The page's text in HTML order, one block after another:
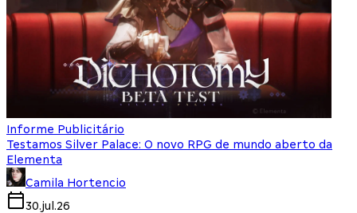
Informe Publicitário
Testamos Silver Palace: O novo RPG de mundo aberto da
Elementa
Camila Hortencio
30.jul.26